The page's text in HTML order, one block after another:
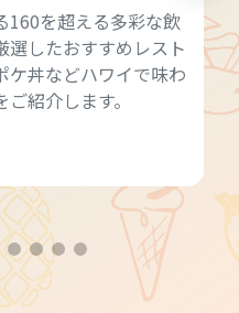
160を超える多彩な飲
選したおすすめレスト
ケ丼などハワイで味わ
紹介します。